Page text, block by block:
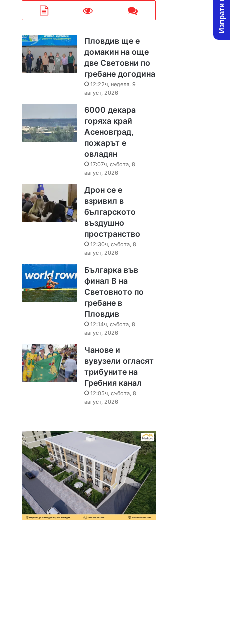
Пловдив ще е
домакин на още
две Световни по
гребане догодина
12:22ч, неделя, 9
август, 2026
6000 декара
горяха край
Асеновград,
пожарът е
овладян
17:07ч, събота, 8
август, 2026
Дрон се е
взривил в
българското
въздушно
пространство
12:30ч, събота, 8
август, 2026
Българка във
финал B на
Световното по
гребане в
Пловдив
12:14ч, събота, 8
август, 2026
Чанове и
вувузели огласят
трибуните на
Гребния канал
12:05ч, събота, 8
август, 2026